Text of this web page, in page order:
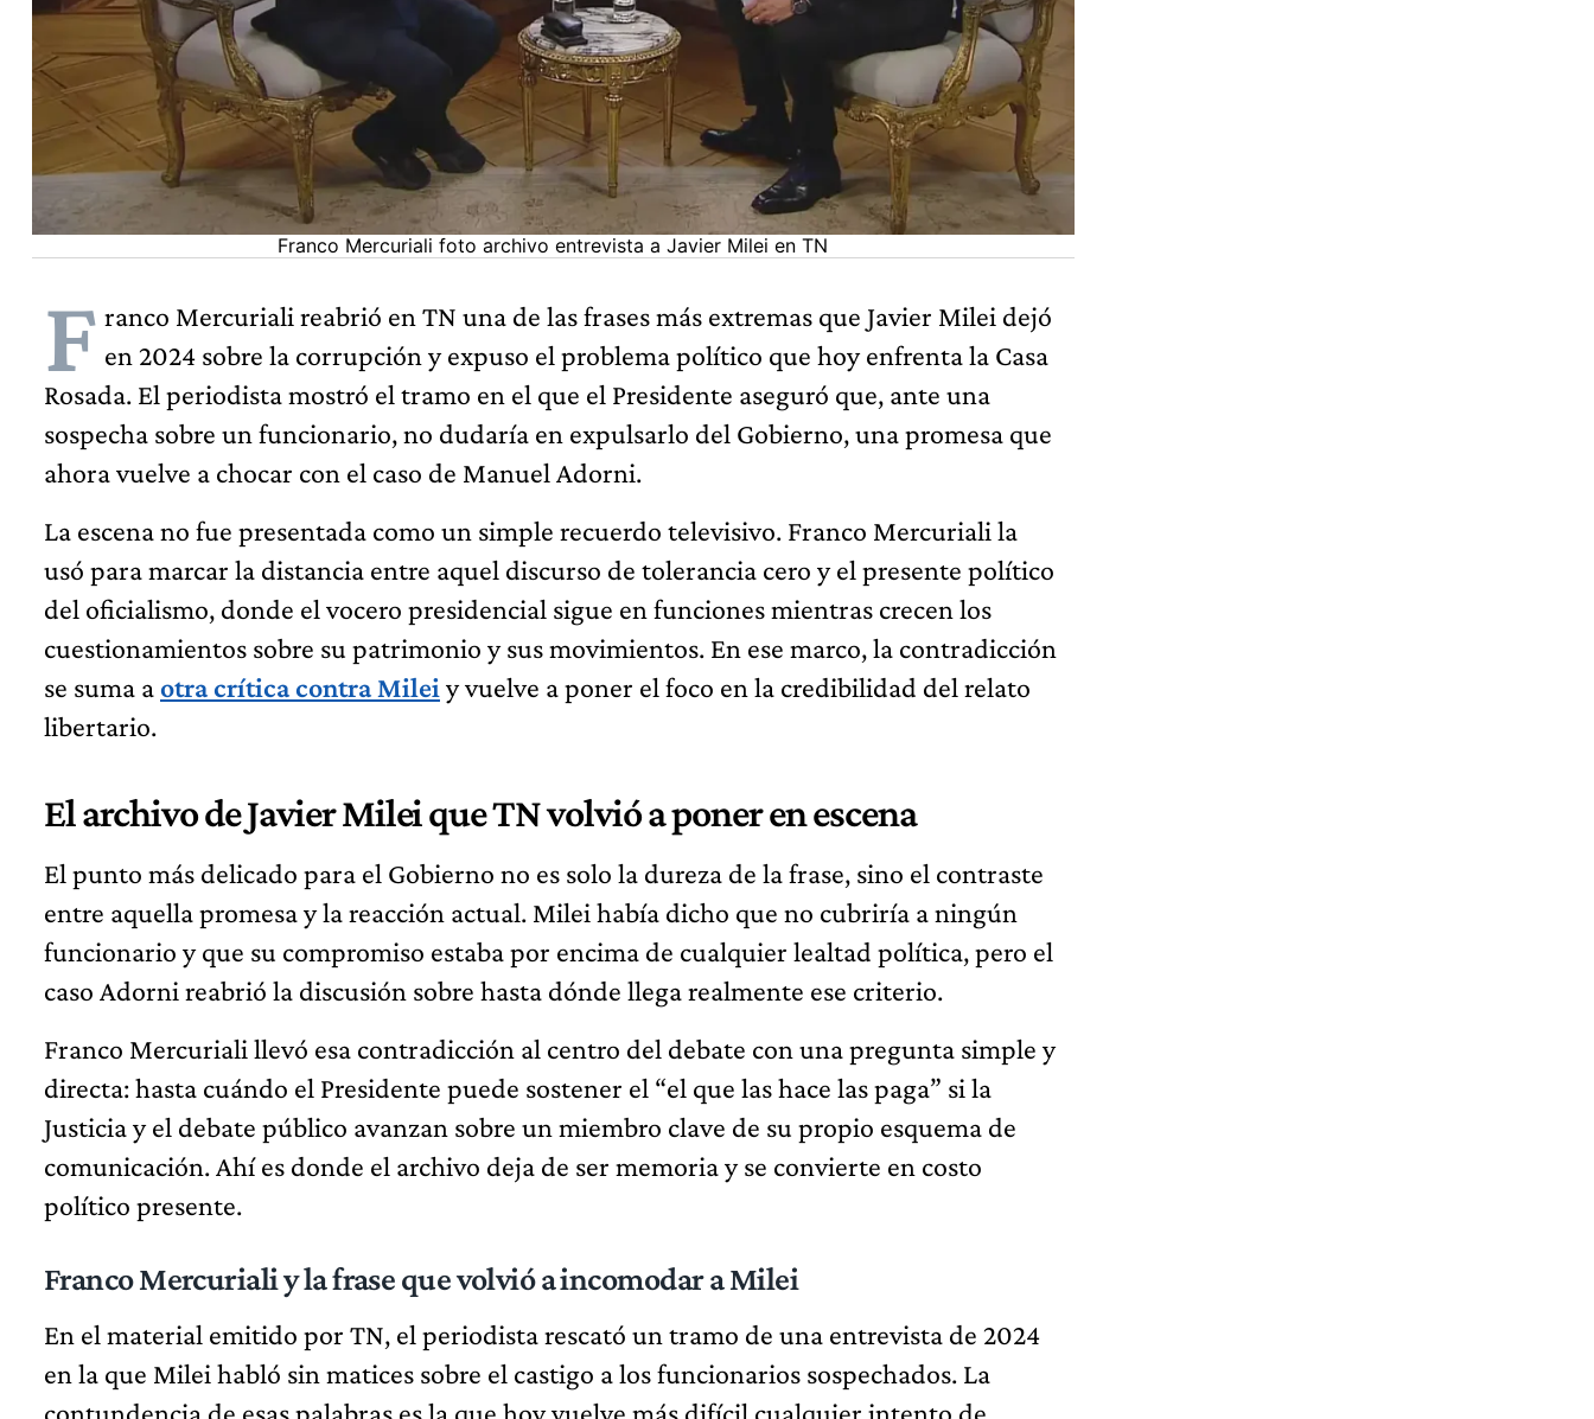
Franco Mercuriali foto archivo entrevista a Javier Milei en TN
F ranco Mercuriali reabrió en TN una de las frases más extremas que Javier Milei dejó
en 2024 sobre la corrupción y expuso el problema político que hoy enfrenta la Casa
Rosada. El periodista mostró el tramo en el que el Presidente aseguró que, ante una
sospecha sobre un funcionario, no dudaría en expulsarlo del Gobierno, una promesa que
ahora vuelve a chocar con el caso de Manuel Adorni.
La escena no fue presentada como un simple recuerdo televisivo. Franco Mercuriali la
usó para marcar la distancia entre aquel discurso de tolerancia cero y el presente político
del oficialismo, donde el vocero presidencial sigue en funciones mientras crecen los
cuestionamientos sobre su patrimonio y sus movimientos. En ese marco, la contradicción
se suma aotra crítica contra Milei y vuelve a poner el foco en la credibilidad del relato
libertario.
El archivo de Javier Milei que TN volvió a poner en escena
El punto más delicado para el Gobierno no es solo la dureza de la frase, sino el contraste
entre aquella promesa y la reacción actual. Milei había dicho que no cubriría a ningún
funcionario y que su compromiso estaba por encima de cualquier lealtad política, pero el
caso Adorni reabrió la discusión sobre hasta dónde llega realmente ese criterio.
Franco Mercuriali llevó esa contradicción al centro del debate con una pregunta simple y
directa: hasta cuándo el Presidente puede sostener el “el que las hace las paga” si la
Justicia y el debate público avanzan sobre un miembro clave de su propio esquema de
comunicación. Ahí es donde el archivo deja de ser memoria y se convierte en costo
político presente.
Franco Mercuriali y la frase que volvió a incomodar a Milei
En el material emitido por TN, el periodista rescató un tramo de una entrevista de 2024
en la que Milei habló sin matices sobre el castigo a los funcionarios sospechados. La